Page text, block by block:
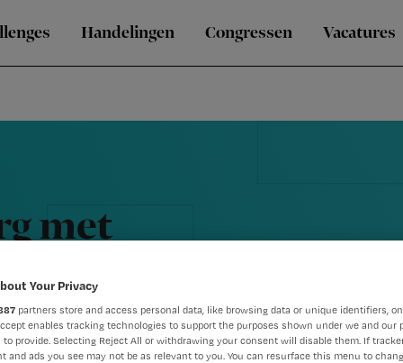
Handelingen Congressen Vacatures
met
Your Privacy
partners store and access personal data, like browsing data or unique identifiers,
enables tracking technologies to support the purposes shown under we and our
to provide. Selecting Reject All or withdrawing your consent will disable them. If
and ads you see may not be as relevant to you. You can resurface this menu to